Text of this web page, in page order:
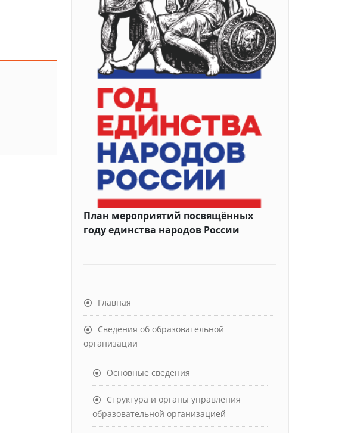
План мероприятий посвящённых
году единства народов России
Главная
Сведения об образовательной
организации
Основные сведения
Структура и органы управления
образовательной организацией